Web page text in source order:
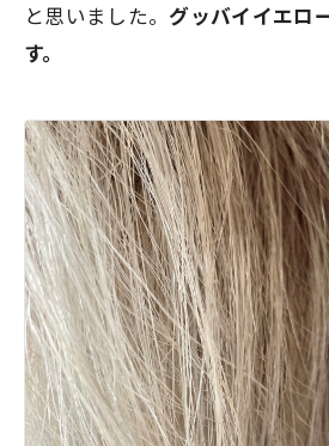
と思いました。 グッバイイエロ
す。